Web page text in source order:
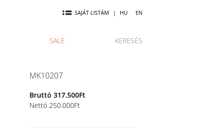
SAJÁT LISTÁM | HU EN
SALE KERESÉS
MK10207
Bruttó 317.500Ft
Nettó 250.000Ft